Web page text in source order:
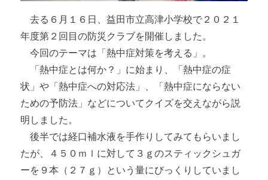
去る６月１６日、益田市立高津小学校で２０２１
年度第２回目の防災クラブを開催しました。
今回のテーマは「熱中症対策を考える」。
「熱中症とは何か？」に始まり、「熱中症の症
状」や「熱中症への対応法」、「熱中症にならない
ための予防法」などについてクイズを交えながら説
明しました。
後半では経口補水液を手作りしてみてもらいまし
たが、４５０ｍｌに対して３ｇのスティックシュガ
ーを９本（２７ｇ）という量にびっくりしていまし